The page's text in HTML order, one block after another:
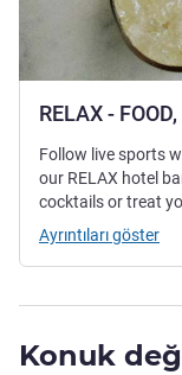
RELAX -
Follow live sports
our RELAX hotel
cocktails or treat
Ayrıntıları göster
Konuk